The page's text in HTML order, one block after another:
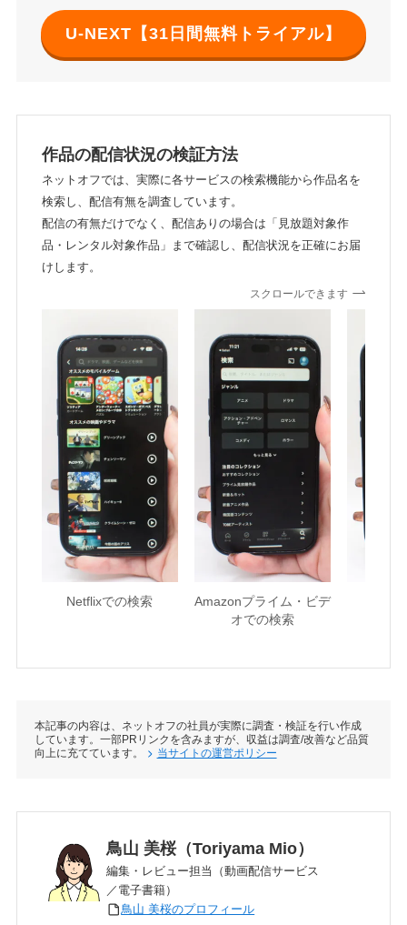
U-NEXT【31日間無料トライアル】
作品の配信状況の検証方法
ネットオフでは、実際に各サービスの検索機能から作品名を
検索し、配信有無を調査しています。
配信の有無だけでなく、配信ありの場合は「見放題対象作
品・レンタル対象作品」まで確認し、配信状況を正確にお届
けします。
スクロールできます
Netflixでの検索
Amazonプライム・ビデ
オでの検索
本記事の内容は、ネットオフの社員が実際に調査・検証を行い作成
しています。一部PRリンクを含みますが、収益は調査/改善など品質
向上に充てています。
当サイトの運営ポリシー
鳥山 美桜（Toriyama Mio）
編集・レビュー担当（動画配信サービス
／電子書籍）
鳥山 美桜のプロフィール